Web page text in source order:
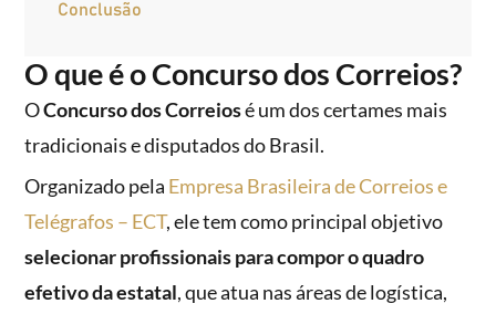
Conclusão
O que é o Concurso dos Correios?
OConcurso dos Correiosé um dos certames mais
tradicionais e disputados do Brasil.
Organizado pela Empresa Brasileira de Correios e
Telégrafos – ECT, ele tem como principal objetivo
selecionar profissionais para compor o quadro
efetivo da estatal, que atua nas áreas de logística,